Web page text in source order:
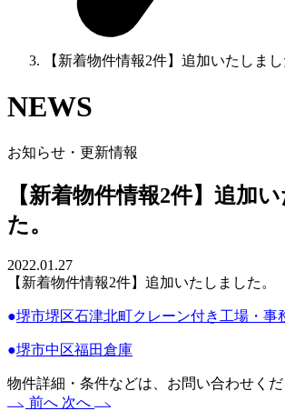
【新着物件情報2件】追加いたしまし
NEWS
お知らせ・更新情報
【新着物件情報2件】追加
た。
2022.01.27
【新着物件情報2件】追加いたしました。
●堺市堺区石津北町クレーン付き工場・事
●堺市中区福田倉庫
物件詳細・条件などは、お問い合わせくだ
前へ 次へ